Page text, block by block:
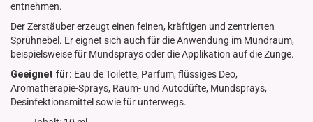
entnehmen.
Der Zerstäuber erzeugt einen feinen, kräftigen und zentrierten
Sprühnebel. Er eignet sich auch für die Anwendung im Mundraum,
beispielsweise für Mundsprays oder die Applikation auf die Zunge.
Geeignet für: Eau de Toilette, Parfum, flüssiges Deo,
Aromatherapie-Sprays, Raum- und Autodüfte, Mundsprays,
Desinfektionsmittel sowie für unterwegs.